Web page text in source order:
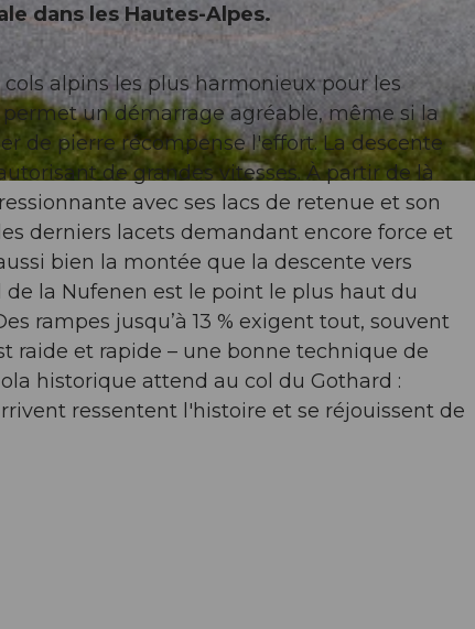
dans les Hautes-Alpes.
alpins les plus harmonieux pour les
un démarrage agréable, même si la
de pierre récompense l'effort. La descente
de grandes vitesses. À partir de là
avec ses lacs de retenue et son
derniers lacets demandant encore force et
bien la montée que la descente vers
la Nufenen est le point le plus haut du
rampes jusqu’à 13 % exigent tout, souvent
raide et rapide – une bonne technique de
historique attend au col du Gothard :
ressentent l'histoire et se réjouissent de